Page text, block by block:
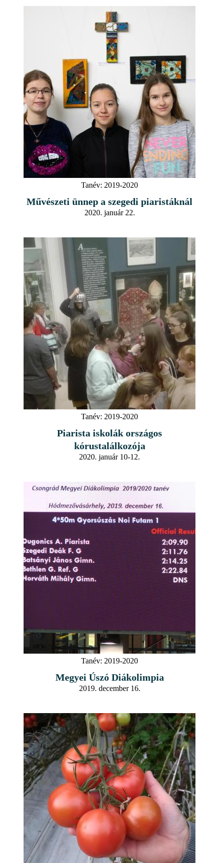
Tanév: 2019-2020
Művészeti ünnep a szegedi piaristáknál
2020. január 22.
Tanév: 2019-2020
Piarista iskolák országos
kórustalálkozója
2020. január 10-12.
Tanév: 2019-2020
Megyei Úszó Diákolimpia
2019. december 16.